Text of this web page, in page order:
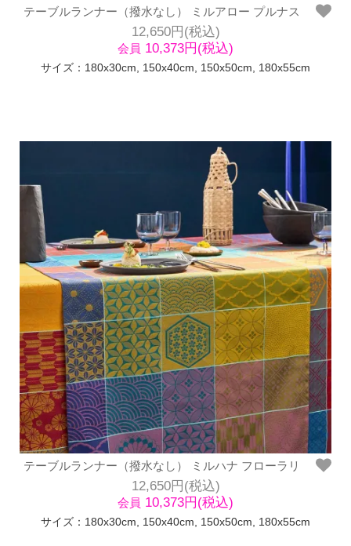
テーブルランナー（撥水なし） ミルアロー プルナス
12,650円(税込)
会員 10,373円(税込)
サイズ：180x30cm, 150x40cm, 150x50cm, 180x55cm
テーブルランナー（撥水なし） ミルハナ フローラリ
12,650円(税込)
会員 10,373円(税込)
サイズ：180x30cm, 150x40cm, 150x50cm, 180x55cm